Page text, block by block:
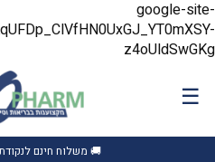
google-site-
z4oUldSwGKg
☰
🚚 משלוח חינם לנקודת